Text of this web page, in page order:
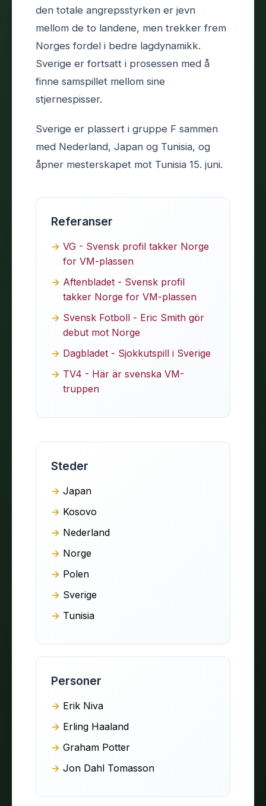
den totale angrepsstyrken er jevn
mellom de to landene, men trekker frem
Norges fordel i bedre lagdynamikk.
Sverige er fortsatt i prosessen med å
finne samspillet mellom sine
stjernespisser.
Sverige er plassert i gruppe F sammen
med Nederland, Japan og Tunisia, og
åpner mesterskapet mot Tunisia 15. juni.
Referanser
VG - Svensk profil takker Norge
for VM-plassen
Aftenbladet - Svensk profil
takker Norge for VM-plassen
Svensk Fotboll - Eric Smith gör
debut mot Norge
Dagbladet - Sjokkutspill i Sverige
TV4 - Här är svenska VM-
truppen
Steder
Japan
Kosovo
Nederland
Norge
Polen
Sverige
Tunisia
Personer
Erik Niva
Erling Haaland
Graham Potter
Jon Dahl Tomasson